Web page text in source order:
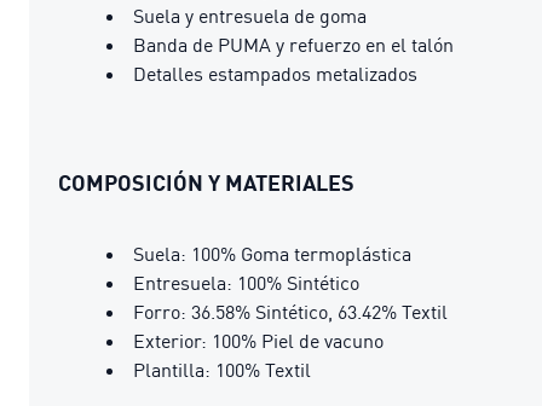
Suela y entresuela de goma
Banda de PUMA y refuerzo en el talón
Detalles estampados metalizados
COMPOSICIÓN Y MATERIALES
Suela: 100% Goma termoplástica
Entresuela: 100% Sintético
Forro: 36.58% Sintético, 63.42% Textil
Exterior: 100% Piel de vacuno
Plantilla: 100% Textil